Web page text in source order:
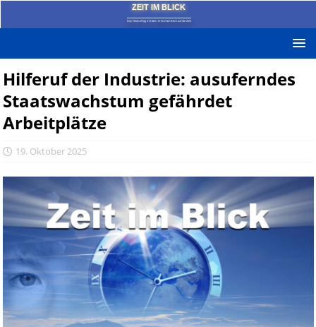
ZEIT IM BLICK
Das News-Blog mit dem kritischen Blick auf die Zeit!
Hilferuf der Industrie: ausuferndes
Staatswachstum gefährdet
Arbeitplätze
19. Oktober 2025